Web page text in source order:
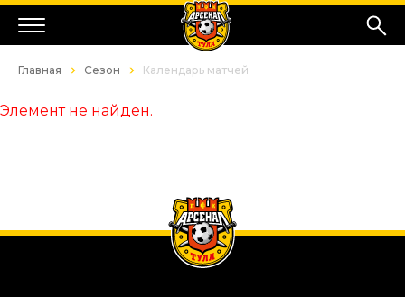
Главная Сезон Календарь матчей
Элемент не найден.